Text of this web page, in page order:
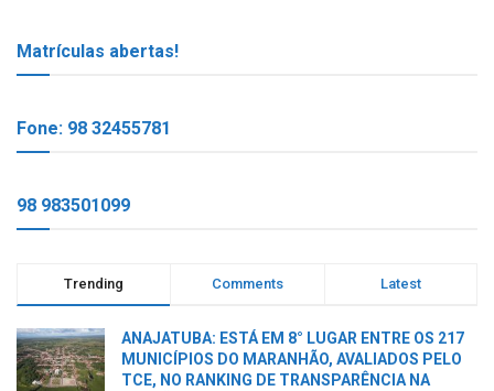
Matrículas abertas!
Fone: 98 32455781
98 983501099
Trending Comments Latest
ANAJATUBA: ESTÁ EM 8° LUGAR ENTRE OS 217
MUNICÍPIOS DO MARANHÃO, AVALIADOS PELO
TCE, NO RANKING DE TRANSPARÊNCIA NA